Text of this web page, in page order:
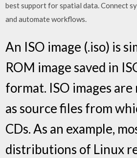
best support for spatial data. Connect
and automate workflows.
An ISO image (.iso) is
ROM image saved in
format. ISO images are
as source files from
CDs. As an example,
distributions of Linux